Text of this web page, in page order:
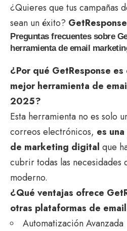
¿Quieres que tus campañas
sean un éxito? GetResponse
Preguntas frecuentes sobre
herramienta de email
¿Por qué GetResponse
mejor herramienta de
2025?
Esta herramienta no es solo
correos electrónicos, es
de marketing digital que
cubrir todas las necesidades
moderno.
¿Qué ventajas ofrece
otras plataformas de
Automatización Avanzada